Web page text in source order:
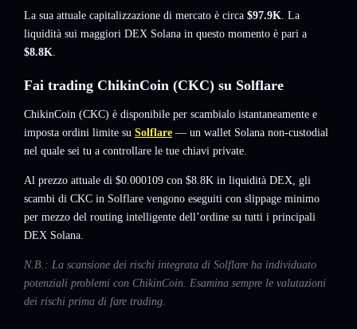
La sua attuale capitalizzazione di mercato è circa $97.9K. La
liquidità sui maggiori DEX Solana in questo momento è pari a
$8.8K.
Fai trading ChikinCoin (CKC) su Solflare
ChikinCoin (CKC) è disponibile per scambialo istantaneamente e
imposta ordini limite su Solflare — un wallet Solana non-custodial
nel quale sei tu a controllare le tue chiavi private.
Al prezzo attuale di $0.000109 con $8.8K in liquidità DEX, gli
scambi di CKC in Solflare vengono eseguiti con slippage minimo
per mezzo del routing intelligente dell’ordine su tutti i principali
DEX Solana.
N.B.: La scansione dei rischi integrata di Solflare ha individuato
potenziali problemi con ChikinCoin. Esamina sempre le valutazioni
dei rischi prima di fare trading.